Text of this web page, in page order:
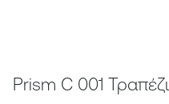
Prism C 001 Τραπέζι